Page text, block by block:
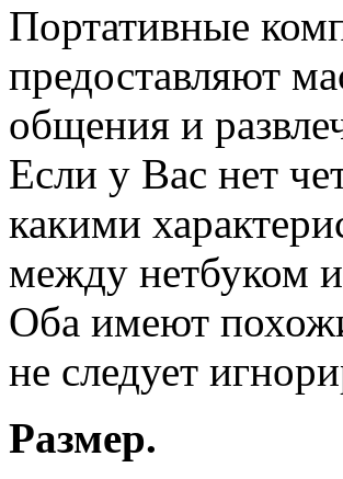
Портативные
предоставляют
общения и
Если у Вас нет
какими
между нетбуком
Оба имеют
не следует
Размер.